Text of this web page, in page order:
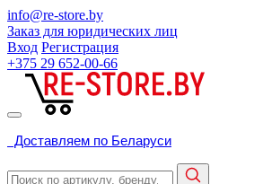
info@re-store.by
Заказ для юридических лиц
Вход Регистрация
+375 29 652-00-66
Доставляем по Беларуси